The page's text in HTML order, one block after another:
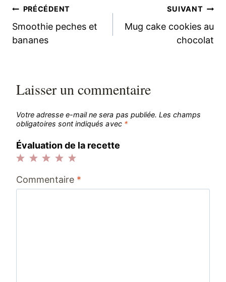
Navigation
de
PRÉCÉDENT
Smoothie peches et
bananes
SUIVANT
Mug cake cookies au
chocolat
Laisser un commentaire
Votre adresse e-mail ne sera pas publiée. Les champs
obligatoires sont indiqués avec *
Évaluation de la recette
étoiles
étoiles
étoiles
étoiles
étoile
Commentaire *